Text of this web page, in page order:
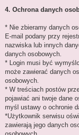
4. Ochrona danych
* Nie zbieramy danych
E-mail podany przy
nazwiska lub innych
danych osobowych.
* Login musi być
może zawierać danych
osobowych.
* W treściach postów
pojawiać ani twoje dane
myśl ustawy o ochronie
*Użytkownik serwisu
zawierają jego danych